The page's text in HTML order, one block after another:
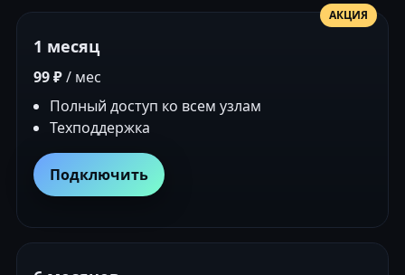
АКЦИЯ
1 месяц
99 ₽/ мес
Полный доступ ко всем узлам
Техподдержка
Подключить